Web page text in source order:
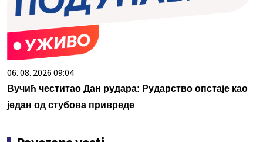
06. 08. 2026 09:04
Вучић честитао Дан рудара: Рударство опстаје као
један од стубова привреде